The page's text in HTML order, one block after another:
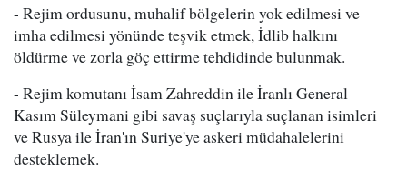
- Rejim ordusunu, muhalif bölgelerin yok edilmesi ve
imha edilmesi yönünde teşvik etmek, İdlib halkını
öldürme ve zorla göç ettirme tehdidinde bulunmak.
- Rejim komutanı İsam Zahreddin ile İranlı General
Kasım Süleymani gibi savaş suçlarıyla suçlanan isimleri
ve Rusya ile İran'ın Suriye'ye askeri müdahalelerini
desteklemek.